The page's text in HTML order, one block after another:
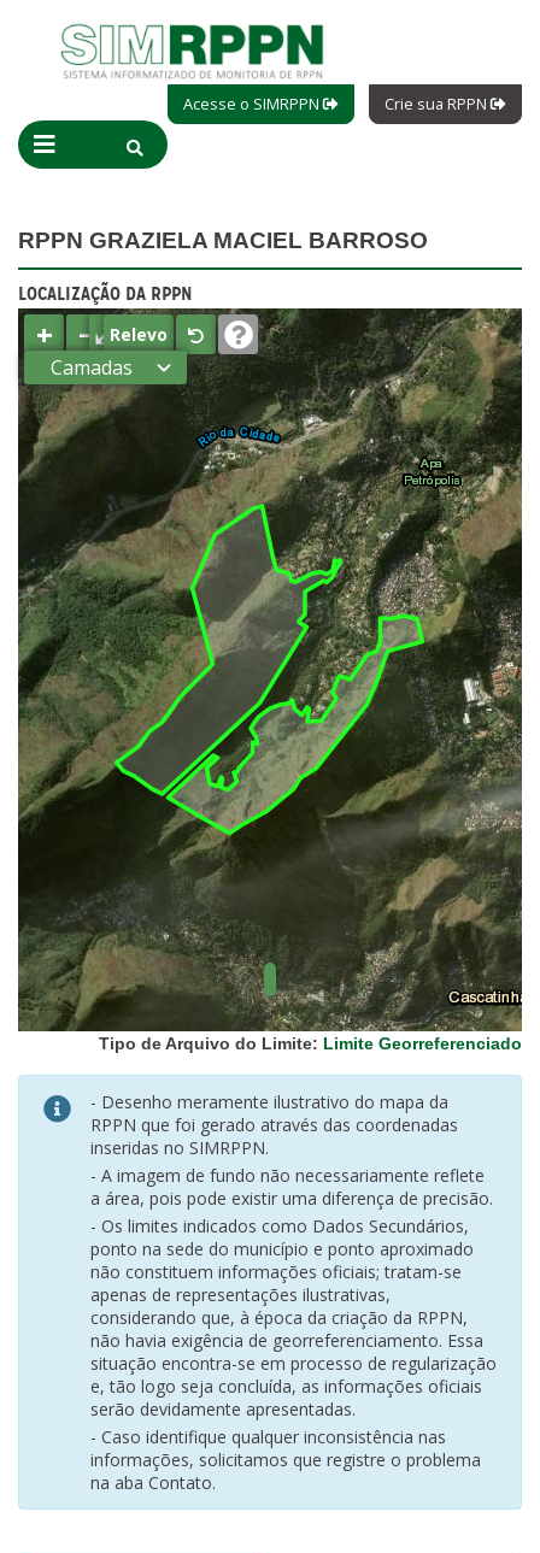
Acesse o SIMRPPN Crie sua RPPN
RPPN GRAZIELA MACIEL BARROSO
LOCALIZAÇÃO DA RPPN
+ −⤢Relevo
Camadas
Estados
Municípios
indígenas
(FUNAI)
UC Federal
UC Estaduais
UC
Municipais
Hidrografia
1:1.000.000
(ANA)
Biomas
Vegetação
Rodovias
(IBGE)
Relevo
(IBGE)
Tipo de Arquivo do Limite: Limite Georreferenciado
- Desenho meramente ilustrativo do mapa da
RPPN que foi gerado através das coordenadas
inseridas no SIMRPPN.
- A imagem de fundo não necessariamente reflete
a área, pois pode existir uma diferença de precisão.
- Os limites indicados como Dados Secundários,
ponto na sede do município e ponto aproximado
não constituem informações oficiais; tratam-se
apenas de representações ilustrativas,
considerando que, à época da criação da RPPN,
não havia exigência de georreferenciamento. Essa
situação encontra-se em processo de regularização
e, tão logo seja concluída, as informações oficiais
serão devidamente apresentadas.
- Caso identifique qualquer inconsistência nas
informações, solicitamos que registre o problema
na aba Contato.